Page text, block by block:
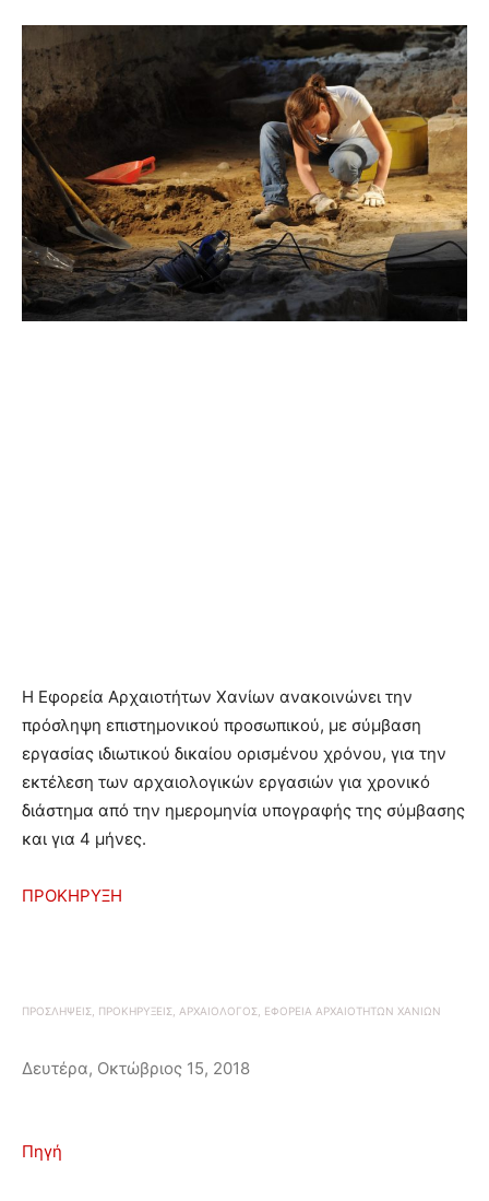
H Eφορεία Αρχαιοτήτων Χανίων ανακοινώνει την
πρόσληψη επιστημονικού προσωπικού, με σύμβαση
εργασίας ιδιωτικού δικαίου ορισμένου χρόνου, για την
εκτέλεση των αρχαιολογικών εργασιών για χρονικό
διάστημα από την ημερομηνία υπογραφής της σύμβασης
και για 4 μήνες.
ΠΡΟΚΗΡΥΞΗ
ΠΡΟΣΛΗΨΕΙΣ, ΠΡΟΚΗΡΥΞΕΙΣ, ΑΡΧΑΙΟΛΟΓΟΣ, ΕΦΟΡΕΙΑ ΑΡΧΑΙΟΤΗΤΩΝ ΧΑΝΙΩΝ
Δευτέρα, Οκτώβριος 15, 2018
Πηγή